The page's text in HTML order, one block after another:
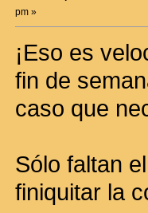
pm »
¡Eso es
fin de
caso que
Sólo faltan
finiquitar la